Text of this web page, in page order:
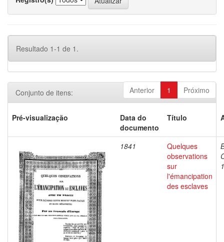
Resultado 1-1 de 1.
Anterior 1 Próximo
Conjunto de itens:
Pré-visualização
Data do
documento
Título
1841
Quelques
observations
sur
l'émancipation
des esclaves